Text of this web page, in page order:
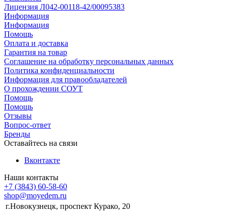
Лицензия Л042-00118-42/00095383
Информация
Информация
Помощь
Оплата и доставка
Гарантия на товар
Соглашение на обработку персональных данных
Политика конфиденциальности
Информация для правообладателей
О прохождении СОУТ
Помощь
Помощь
Отзывы
Вопрос-ответ
Бренды
Оставайтесь на связи
Вконтакте
Наши контакты
+7 (3843) 60-58-60
shop@moyedem.ru
г.Новокузнецк, проспект Курако, 20